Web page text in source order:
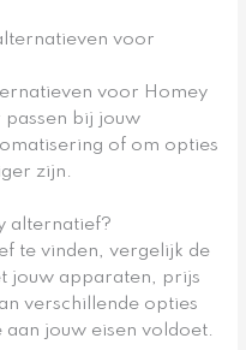
voor
voor Homey
passen bij jouw
of om opties
zijn.
alternatief?
te vinden, vergelijk de
jouw apparaten, prijs
verschillende opties
jouw eisen voldoet.